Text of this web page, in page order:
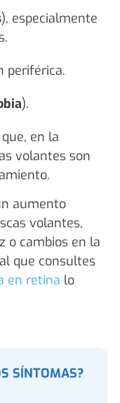
), especialmente
periférica.
).
en la
volantes son
aumento
volantes,
o cambios en la
que consultes
en retina lo
SÍNTOMAS?